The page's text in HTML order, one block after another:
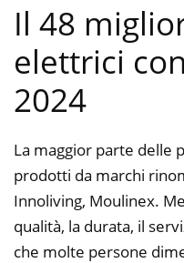
Il 48
elettrici
2024
La maggior parte delle
prodotti da marchi
Innoliving, Moulinex.
qualità, la durata, il
che molte persone